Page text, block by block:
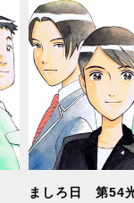
ましろ日 第54